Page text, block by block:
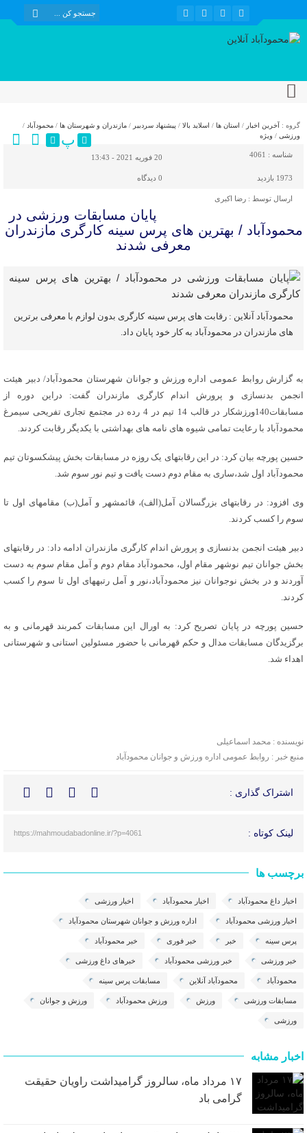
گروه : آخرین اخبار / استان ها / اسلاید بالا / پیشنهاد سردبیر / مازندران و شهرستان ها / محمودآباد /
ورزشی / ویژه پ
شناسه : 4061 20 فوریه 2021 - 13:43
1973 بازدید 0 دیدگاه
ارسال توسط : رضا اکبری
پایان مسابقات ورزشی در
محمودآباد / بهترین های پرس سینه کارگری مازندران
معرفی شدند
محمودآباد آنلاین : رقابت های پرس سینه کارگری بدون لوازم با معرفی برترین
های مازندران در محمودآباد به کار خود پایان داد.
به گزارش روابط عمومی اداره ورزش و جوانان شهرستان محمودآباد/ دبیر هیئت
انجمن بدنسازی و پرورش اندام کارگری مازندران گفت: دراین دوره از
مسابقات140ورزشکار در قالب 14 تیم در 4 رده در مجتمع تجاری تفریحی سیمرغ
محمودآباد با رعایت تمامی شیوه های نامه های بهداشتی با یکدیگر رقابت کردند.
حسین پورچه بیان کرد: در این رقابت‎های یک روزه در مسابقات بخش پیشکسوتان تیم
محمودآباد اول شد،ساری به مقام دوم دست یافت و تیم نور سوم شد.
وی افزود: در رقابتهای بزرگسالان آمل(الف)، قائمشهر و آمل(ب) مقام‎های اول تا
سوم را کسب کردند.
دبیر هیئت انجمن بدنسازی و پرورش اندام کارگری مازندران ادامه داد: در رقابت‎های
بخش جوانان تیم نوشهر مقام اول، محمودآباد مقام دوم و آمل مقام سوم به دست
آوردند و در بخش نوجوانان نیز محمودآباد،نور و آمل رتبه‎های اول تا سوم را کسب
کردند.
حسین پورچه در پایان تصریح کرد: به اورال این مسابقات کمربند قهرمانی و به
برگزیدگان مسابقات مدال و حکم قهرمانی با حضور مسئولین استانی و شهرستانی
اهداء شد.
نویسنده : محمد اسماعیلی
منبع خبر : روابط عمومی اداره ورزش و جوانان محمودآباد
اشتراک گذاری :
لینک کوتاه : https://mahmoudabadonline.ir/?p=4061
برچسب ها
اخبار داغ محمودآباد اخبار محمودآباد اخبار ورزشی
اخبار ورزشی محمودآباد اداره ورزش و جوانان شهرستان محمودآباد
پرس سینه خبر خبر فوری خبر محمودآباد
خبر ورزشی خبر ورزشی محمودآباد خبرهای داغ ورزشی
محمودآباد محمودآباد آنلاین مسابقات پرس سینه
مسابقات ورزشی ورزش ورزش محمودآباد ورزش و جوانان
ورزشی
اخبار مشابه
۱۷ مرداد ماه، سالروز گرامیداشت راویان حقیقت
گرامی باد